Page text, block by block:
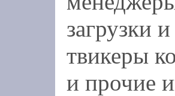
загрузки
твикеры
и прочие